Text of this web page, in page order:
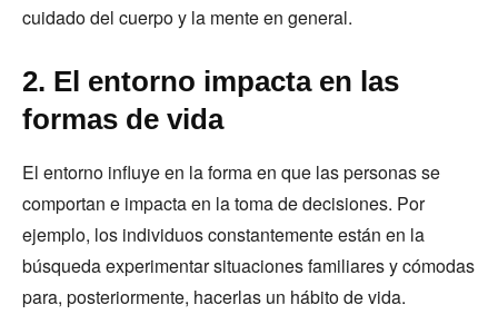
cuidado del cuerpo y la mente en general.
2. El entorno impacta en las
formas de vida
El entorno influye en la forma en que las personas se
comportan e impacta en la toma de decisiones. Por
ejemplo, los individuos constantemente están en la
búsqueda experimentar situaciones familiares y cómodas
para, posteriormente, hacerlas un hábito de vida.